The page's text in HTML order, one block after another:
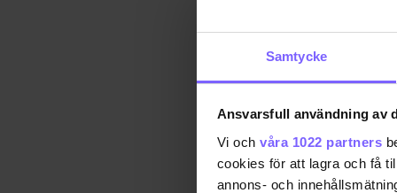
Samtycke
Ansvarsfull användning av
Vi och våra 1022 partners
cookies för att lagra och få
annons- och